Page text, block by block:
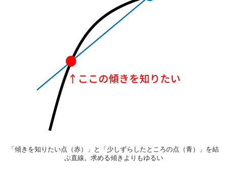
「傾きを知りたい点（赤）」と「少しずらしたところの点（青）」を結
ぶ直線。求める傾きよりもゆるい